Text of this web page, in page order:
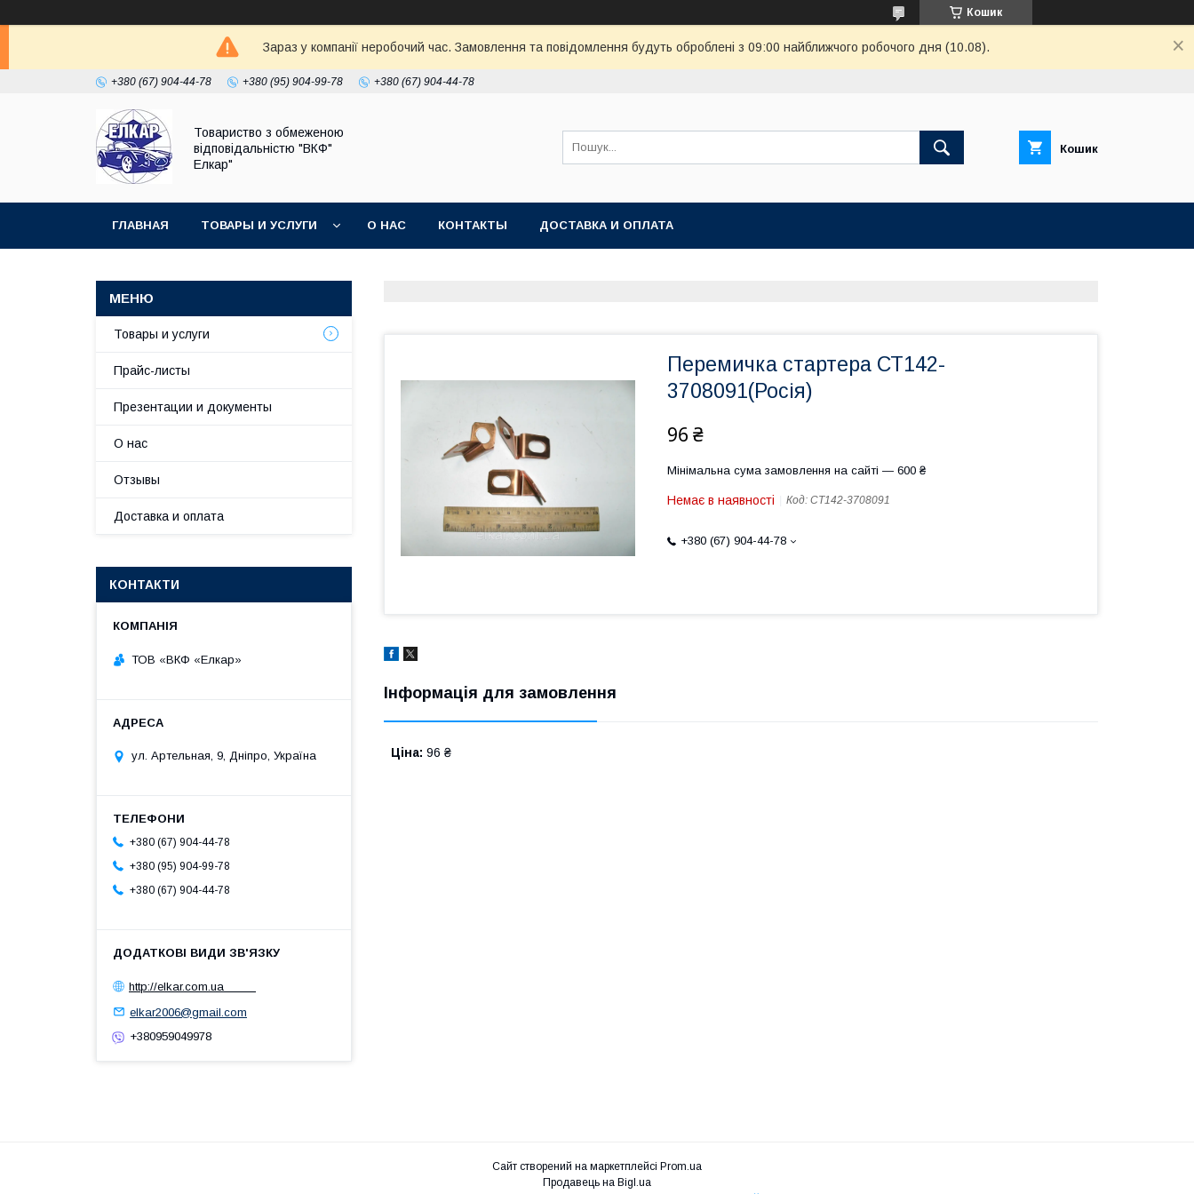
Кошик
Зараз у компанії неробочий час. Замовлення та повідомлення будуть оброблені з 09:00 найближчого робочого дня (10.08).
+380 (67) 904-44-78 +380 (95) 904-99-78 +380 (67) 904-44-78
Товариство з обмеженою
відповідальністю "ВКФ"
Елкар"
Кошик
ГЛАВНАЯ ТОВАРЫ И УСЛУГИ О НАС КОНТАКТЫ ДОСТАВКА И ОПЛАТА
Перемичка стартера СТ142-
3708091(Росія)
96 ₴
Мінімальна сума замовлення на сайті — 600 ₴
Немає в наявності Код: СТ142-3708091
+380 (67) 904-44-78
Інформація для замовлення
Ціна: 96 ₴
Товары и услуги
Прайс-листы
Презентации и документы
О нас
Отзывы
Доставка и оплата
КОНТАКТИ
ТОВ «ВКФ «Елкар»
ул. Артельная, 9, Дніпро, Україна
+380 (67) 904-44-78
+380 (95) 904-99-78
+380 (67) 904-44-78
http://elkar.com.ua
elkar2006@gmail.com
+380959049978
Сайт створений на маркетплейсі Prom.ua
Продавець на Bigl.ua